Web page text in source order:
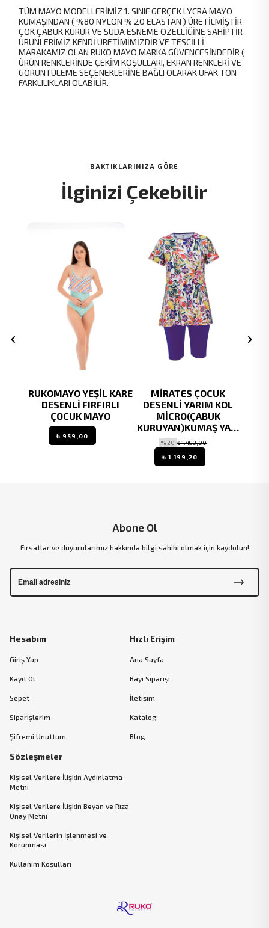
TÜM MAYO MODELLERİMİZ 1. SINIF GERÇEK LYCRA MAYO
KUMAŞINDAN ( %80 NYLON % 20 ELASTAN ) ÜRETİLMİŞTİR
ÇOK ÇABUK KURUR VE SUDA ESNEME ÖZELLİĞİNE SAHİPTİR
ÜRÜNLERİMİZ KENDİ ÜRETİMİMİZDİR VE TESCİLLİ
MARAKAMIZ OLAN RUKO MAYO MARKA GÜVENCESİNDEDİR (
ÜRÜN RENKLERİNDE ÇEKİM KOŞULLARI, EKRAN RENKLERİ VE
GÖRÜNTÜLEME SEÇENEKLERİNE BAĞLI OLARAK UFAK TON
FARKLILIKLARI OLABİLİR.
BAKTIKLARINIZA GÖRE
İlginizi Çekebilir
RUKOMAYO YEŞİL KARE
DESENLİ FIRFIRLI
ÇOCUK MAYO
₺ 959,00
MİRATES ÇOCUK
DESENLİ YARIM KOL
MİCRO(ÇABUK
KURUYAN)KUMAŞ YARI
TESETTÜR MAYO
% 20 ₺ 1.499,00
₺ 1.199,20
Hesabım
Giriş Yap
Kayıt Ol
Sepet
Siparişlerim
Şifremi Unuttum
Hızlı Erişim
Ana Sayfa
Bayi Siparişi
İletişim
Katalog
Blog
Sözleşmeler
Kişisel Verilere İlişkin Aydınlatma
Metni
Kişisel Verilere İlişkin Beyan ve Rıza
Onay Metni
Kişisel Verilerin İşlenmesi ve
Korunması
Kullanım Koşulları
Abone Ol
Fırsatlar ve duyurularımız hakkında bilgi sahibi olmak için kaydolun!